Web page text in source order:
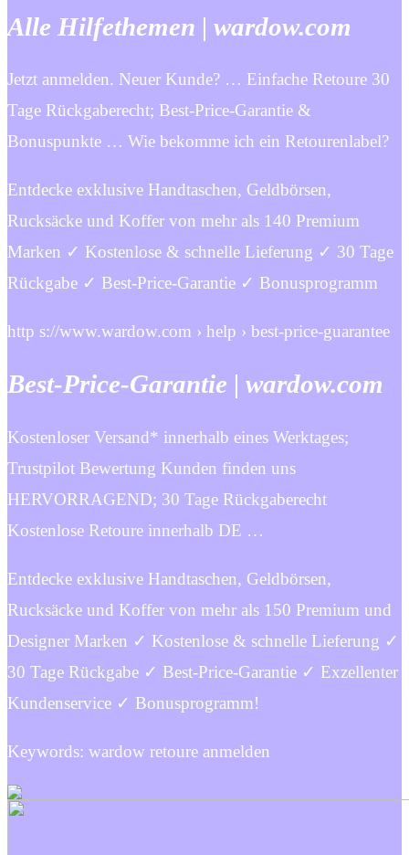
Alle Hilfethemen | wardow.com
Jetzt anmelden. Neuer Kunde? … Einfache Retoure 30
Tage Rückgaberecht; Best-Price-Garantie &
Bonuspunkte … Wie bekomme ich ein Retourenlabel?
Entdecke exklusive Handtaschen, Geldbörsen,
Rucksäcke und Koffer von mehr als 140 Premium
Marken ✓ Kostenlose & schnelle Lieferung ✓ 30 Tage
Rückgabe ✓ Best-Price-Garantie ✓ Bonusprogramm
http s://www.wardow.com › help › best-price-guarantee
Best-Price-Garantie | wardow.com
Kostenloser Versand* innerhalb eines Werktages;
Trustpilot Bewertung Kunden finden uns
HERVORRAGEND; 30 Tage Rückgaberecht
Kostenlose Retoure innerhalb DE …
Entdecke exklusive Handtaschen, Geldbörsen,
Rucksäcke und Koffer von mehr als 150 Premium und
Designer Marken ✓ Kostenlose & schnelle Lieferung ✓
30 Tage Rückgabe ✓ Best-Price-Garantie ✓ Exzellenter
Kundenservice ✓ Bonusprogramm!
Keywords: wardow retoure anmelden